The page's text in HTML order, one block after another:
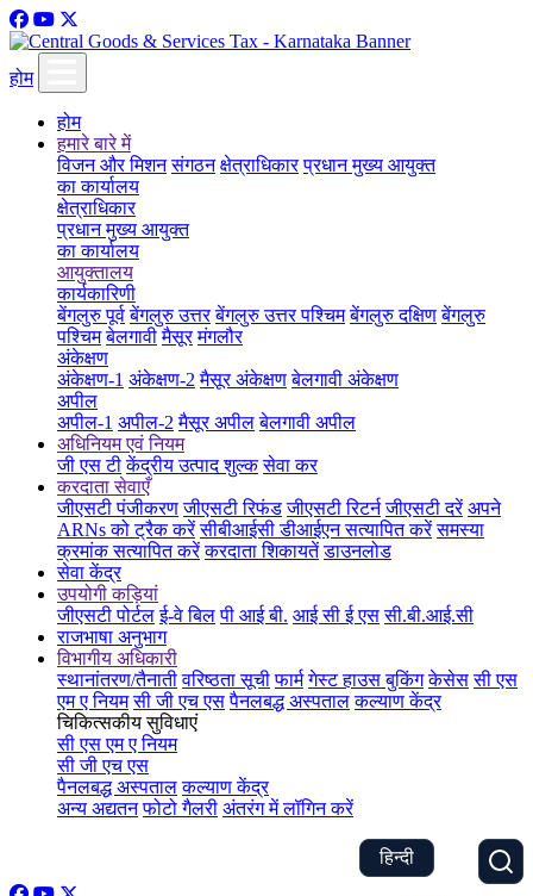
होम
होम
हमारे बारे में
विजन और मिशन संगठन क्षेत्राधिकार प्रधान मुख्य आयुक्त
का कार्यालय
क्षेत्राधिकार
प्रधान मुख्य आयुक्त
का कार्यालय
आयुक्तालय
कार्यकारिणी
बेंगलुरु पूर्व बेंगलुरु उत्तर बेंगलुरु उत्तर पश्चिम बेंगलुरु दक्षिण बेंगलुरु
पश्चिम बेलगावी मैसूर मंगलौर
अंकेक्षण
अंकेक्षण-1 अंकेक्षण-2 मैसूर अंकेक्षण बेलगावी अंकेक्षण
अपील
अपील-1 अपील-2 मैसूर अपील बेलगावी अपील
अधिनियम एवं नियम
जी एस टी केंद्रीय उत्पाद शुल्क सेवा कर
करदाता सेवाएँ
जीएसटी पंजीकरण जीएसटी रिफंड जीएसटी रिटर्न जीएसटी दरें अपने
ARNs को ट्रैक करें सीबीआईसी डीआईएन सत्यापित करें समस्या
क्रमांक सत्यापित करें करदाता शिकायतें डाउनलोड
सेवा केंद्र
उपयोगी कड़ियां
जीएसटी पोर्टल ई-वे बिल पी आई बी. आई सी ई एस सी.बी.आई.सी
राजभाषा अनुभाग
विभागीय अधिकारी
स्थानांतरण/तैनाती वरिष्ठता सूची फार्म गेस्ट हाउस बुकिंग केसेस सी एस
एम ए नियम सी जी एच एस पैनलबद्ध अस्पताल कल्याण केंद्र
चिकित्सकीय सुविधाएं
सी एस एम ए नियम
सी जी एच एस
पैनलबद्ध अस्पताल कल्याण केंद्र
अन्य अद्यतन फोटो गैलरी अंतरंग में लॉगिन करें
हिन्दी